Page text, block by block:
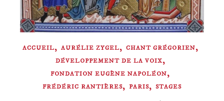
ACCUEIL, AURÉLIE ZYGEL, CHANT GRÉGORIEN,
DÉVELOPPEMENT DE LA VOIX,
FONDATION EUGÈNE NAPOLÉON,
FRÉDÉRIC RANTIÈRES, PARIS, STAGES